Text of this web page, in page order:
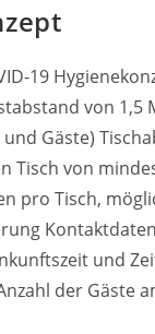
19
von 1,5
Gäste)
Tisch von
pro Tisch,
und
der Gäste